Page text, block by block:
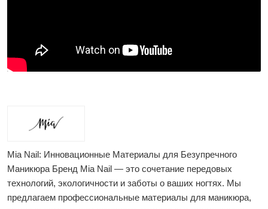
Mia Nail: Инновационные Материалы для Безупречного
Маникюра Бренд Mia Nail — это сочетание передовых
технологий, экологичности и заботы о ваших ногтях. Мы
предлагаем профессиональные материалы для маникюра,